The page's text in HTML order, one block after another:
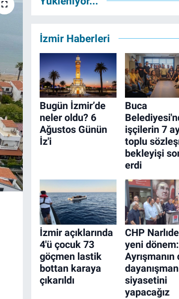
İzmir Haberleri
Bugün İzmir’de
neler oldu? 6
Ağustos Günün
İz'i
Buca
işçilerin 7
toplu
bekleyişi
erdi
İzmir açıklarında
4'ü çocuk 73
göçmen lastik
bottan karaya
çıkarıldı
CHP
yeni dönem:
Ayrışmanın
siyasetini
yapacağız